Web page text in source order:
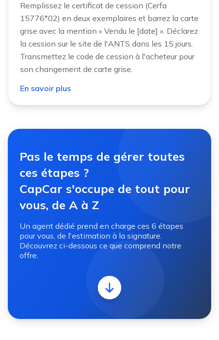
Remplissez le certificat de cession (Cerfa
15776*02) en deux exemplaires et barrez la carte
grise avec la mention « Vendu le [date] ». Déclarez
la cession sur le site de l'ANTS dans les 15 jours.
Transmettez le code de cession à l'acheteur pour
son changement de carte grise.
En savoir plus
Pas le temps de gérer toutes
ces étapes ?
CapCar s'occupe de tout pour
vous, de A à Z
Un agent dédié prend en charge ces 6 étapes
pour vous, de l'estimation à la signature.
Découvrez ci-dessous ce que comprend notre
offre.